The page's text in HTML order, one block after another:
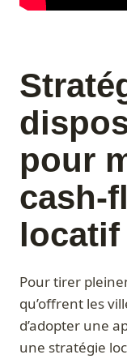
pour
cash-
locatif
Pour tirer
qu’offrent les
d’adopter une
une stratégie